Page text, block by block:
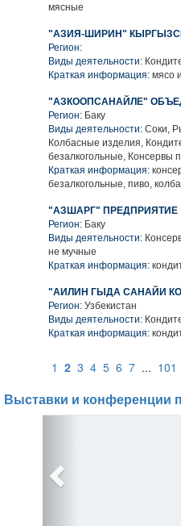
мясные
"АЗИЯ-ШИРИН"
Регион:
Виды деятельности:
Краткая информация: мясо
"АЗКООПСАНАЙЛЕ"
Регион: Баку
Виды деятельности: Соки,
Колбасные изделия,
безалкогольные, Консервы
Краткая информация:
безалкогольные, пиво,
"АЗШАРГ" ПРЕДПРИЯТИЕ
Регион: Баку
Виды деятельности:
не мучные
Краткая информация:
"АИЛИН ГЫДА САНАЙИ
Регион: Узбекистан
Виды деятельности:
Краткая информация:
1 2 3 4 5 6 7 ... 101
Выставки и конференции